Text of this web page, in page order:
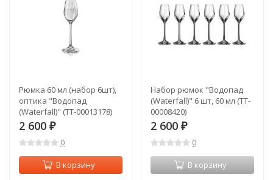
Рюмка 60 мл (набор 6шт),
оптика "Водопад
(Waterfall)" (TT-00013178)
2 600 ₽
0
В корзину
Набор рюмок "Водопад
(Waterfall)" 6 шт, 60 мл (TT-
00008420)
2 600 ₽
0
В корзину